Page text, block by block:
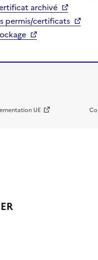
archivé
permis/certificats
UE